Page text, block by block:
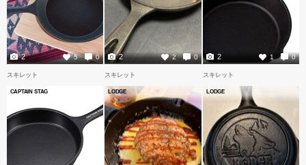
5 0
2 2 0
2 1 0
2
スキレット
CAPTAIN STAG
スキレット
LODGE
スキレット
LODGE